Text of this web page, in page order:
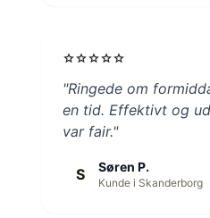
starstarstarstarstar
"Ringede om
en tid. Effektivt og
var fair."
S Søren P.
Kunde i Skanderborg